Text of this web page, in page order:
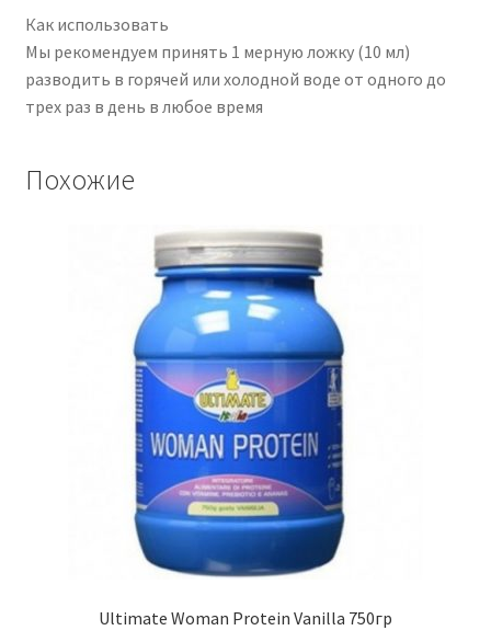
Как использовать
Мы рекомендуем принять 1 мерную ложку (10 мл)
разводить в горячей или холодной воде от одного до
трех раз в день в любое время
Похожие
Ultimate Woman Protein Vanilla 750гр